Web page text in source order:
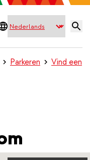
Parkeren
Vind een